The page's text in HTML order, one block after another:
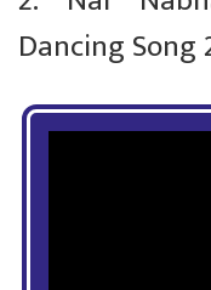
Dancing Song